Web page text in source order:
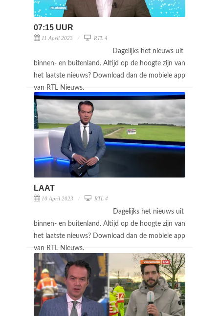
07:15 UUR
11 April 2023 RTL 4
Dagelijks het nieuws uit
binnen- en buitenland. Altijd op de hoogte zijn van
het laatste nieuws? Download dan de mobiele app
van RTL Nieuws.
LAAT
10 April 2023 RTL 4
Dagelijks het nieuws uit
binnen- en buitenland. Altijd op de hoogte zijn van
het laatste nieuws? Download dan de mobiele app
van RTL Nieuws.